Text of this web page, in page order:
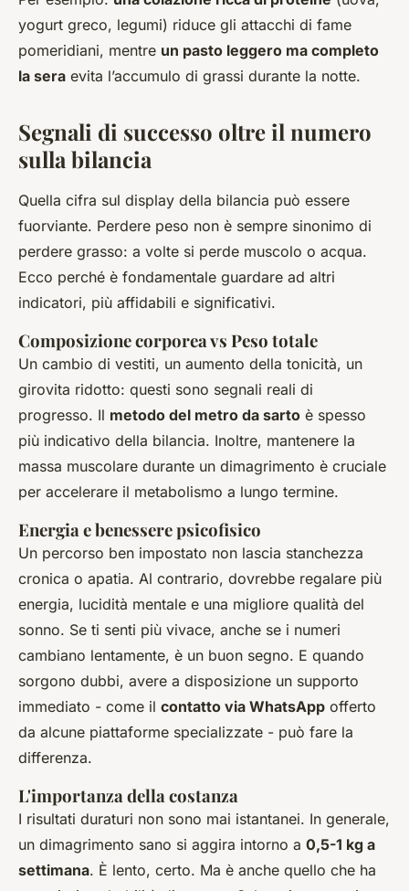
yogurt greco, legumi) riduce gli attacchi di fame
pomeridiani, mentre un pasto leggero ma completo
la sera evita l’accumulo di grassi durante la notte.
Segnali di successo oltre il numero
sulla bilancia
Quella cifra sul display della bilancia può essere
fuorviante. Perdere peso non è sempre sinonimo di
perdere grasso: a volte si perde muscolo o acqua.
Ecco perché è fondamentale guardare ad altri
indicatori, più affidabili e significativi.
Composizione corporea vs Peso totale
Un cambio di vestiti, un aumento della tonicità, un
girovita ridotto: questi sono segnali reali di
progresso. Il metodo del metro da sarto è spesso
più indicativo della bilancia. Inoltre, mantenere la
massa muscolare durante un dimagrimento è cruciale
per accelerare il metabolismo a lungo termine.
Energia e benessere psicofisico
Un percorso ben impostato non lascia stanchezza
cronica o apatia. Al contrario, dovrebbe regalare più
energia, lucidità mentale e una migliore qualità del
sonno. Se ti senti più vivace, anche se i numeri
cambiano lentamente, è un buon segno. E quando
sorgono dubbi, avere a disposizione un supporto
immediato - come il contatto via WhatsApp offerto
da alcune piattaforme specializzate - può fare la
differenza.
L'importanza della costanza
I risultati duraturi non sono mai istantanei. In generale,
un dimagrimento sano si aggira intorno a 0,5-1 kg a
settimana. È lento, certo. Ma è anche quello che ha